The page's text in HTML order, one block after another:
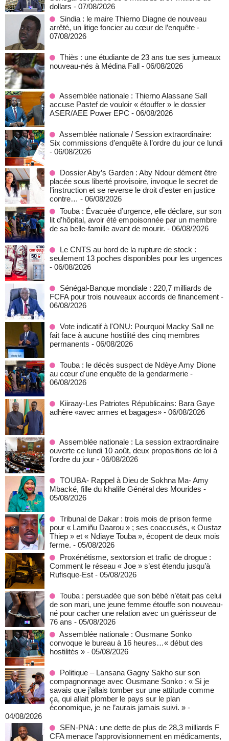
dollars - 07/08/2026
Sindia : le maire Thierno Diagne de nouveau
arrêté, un litige foncier au cœur de l’enquête -
07/08/2026
Thiès : une étudiante de 23 ans tue ses jumeaux
nouveau-nés à Médina Fall - 06/08/2026
Assemblée nationale : Thierno Alassane Sall
accuse Pastef de vouloir « étouffer » le dossier
ASER/AEE Power EPC - 06/08/2026
Assemblée nationale / Session extraordinaire:
Six commissions d’enquête à l’ordre du jour ce lundi
- 06/08/2026
Dossier Aby’s Garden : Aby Ndour dément être
placée sous liberté provisoire, invoque le secret de
l’instruction et se reverse le droit d’ester en justice
contre… - 06/08/2026
Touba : Évacuée d’urgence, elle déclare, sur son
lit d’hôpital, avoir été empoisonnée par un membre
de sa belle-famille avant de mourir. - 06/08/2026
Le CNTS au bord de la rupture de stock :
seulement 13 poches disponibles pour les urgences
- 06/08/2026
Sénégal-Banque mondiale : 220,7 milliards de
FCFA pour trois nouveaux accords de financement -
06/08/2026
Vote indicatif à l'ONU: Pourquoi Macky Sall ne
fait face à aucune hostilité des cinq membres
permanents - 06/08/2026
Touba : le décès suspect de Ndèye Amy Dione
au cœur d'une enquête de la gendarmerie -
06/08/2026
Kiiraay-Les Patriotes Républicains: Bara Gaye
adhère «avec armes et bagages» - 06/08/2026
Assemblée nationale : La session extraordinaire
ouverte ce lundi 10 août, deux propositions de loi à
l’ordre du jour - 06/08/2026
TOUBA- Rappel à Dieu de Sokhna Ma- Amy
Mbacké, fille du khalife Général des Mourides -
05/08/2026
Tribunal de Dakar : trois mois de prison ferme
pour « Lamiñu Daarou » ; ses coaccusés, « Oustaz
Thiep » et « Ndiaye Touba », écopent de deux mois
ferme. - 05/08/2026
Proxénétisme, sextorsion et trafic de drogue :
Comment le réseau « Joe » s’est étendu jusqu’à
Rufisque-Est - 05/08/2026
Touba : persuadée que son bébé n’était pas celui
de son mari, une jeune femme étouffe son nouveau-
né pour cacher une relation avec un guérisseur de
76 ans - 05/08/2026
Assemblée nationale : Ousmane Sonko
convoque le bureau à 16 heures…« début des
hostilités » - 05/08/2026
Politique – Lansana Gagny Sakho sur son
compagnonnage avec Ousmane Sonko : « Si je
savais que j’allais tomber sur une attitude comme
ça, qui allait plomber le pays sur le plan
économique, je ne l’aurais jamais suivi. » -
04/08/2026
SEN-PNA : une dette de plus de 28,3 milliards F
CFA menace l'approvisionnement en médicaments,